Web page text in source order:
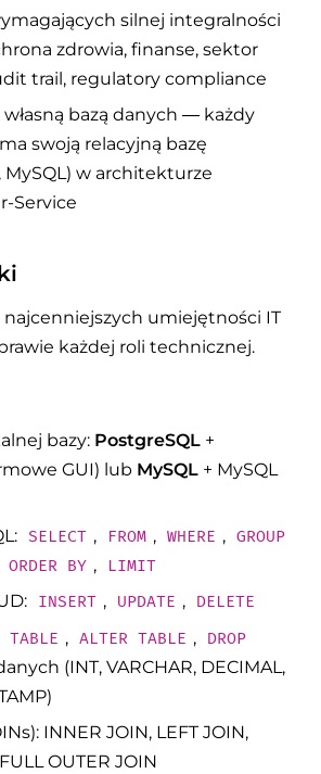
silnej integralności
zdrowia, finanse, sektor
trail, regulatory compliance
własną bazą danych — każdy
swoją relacyjną bazę
MySQL) w architekturze
Service
najcenniejszych umiejętności IT
każdej roli technicznej.
bazy: PostgreSQL +
GUI) lub MySQL + MySQL
SELECT , FROM , WHERE ,
GROUP
ORDER BY , LIMIT
INSERT , UPDATE , DELETE
TABLE , ALTER TABLE ,
DROP
(INT, VARCHAR, DECIMAL,
INNER JOIN, LEFT JOIN,
OUTER JOIN